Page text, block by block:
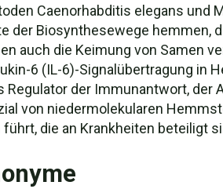
Caenorhabditis elegans und
der Biosynthesewege hemmen,
auch die Keimung von Samen
6 (IL-6)-Signalübertragung in
Regulator der Immunantwort,
von niedermolekularen
führt, die an Krankheiten beteiligt